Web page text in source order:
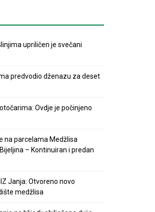
upriličen je svečani
predvodio dženazu za deset
Ovdje je počinjeno
na parcelama Medžlisa
– Kontinuiran i predan
Janja: Otvoreno novo
medžlisa